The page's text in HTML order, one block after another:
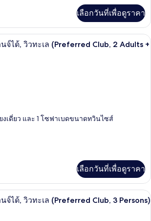
เลือกวันที่เพื่อดูราคา
มินิบาร์, ตู้นิรภัยในห้องพัก, โต๊ะทำงาน,
จ์ได้, วิวทะเล (Preferred Club, 2 Adults +
ยงเดี่ยว และ 1 โซฟาเบดขนาดทวินไซส์
เลือกวันที่เพื่อดูราคา
มินิบาร์, ตู้นิรภัยในห้องพัก, โต๊ะทำงาน,
จ์ได้, วิวทะเล (Preferred Club, 3 Persons)